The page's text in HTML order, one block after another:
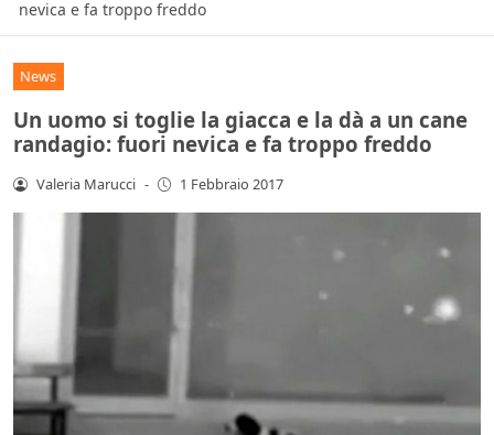
nevica e fa troppo freddo
News
Un uomo si toglie la giacca e la dà a un cane
randagio: fuori nevica e fa troppo freddo
Valeria Marucci - 1 Febbraio 2017